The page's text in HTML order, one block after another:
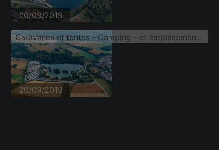
20/09/2019
Caravanes et tentes - Camping - et emplacement pour tentes Adam oHG
20/09/2019